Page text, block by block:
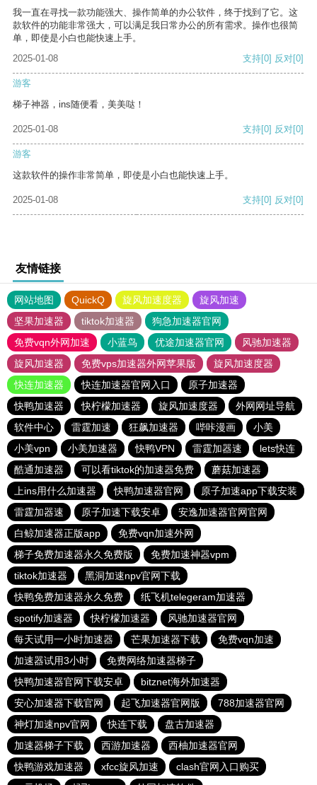
我一直在寻找一款功能强大、操作简单的办公软件，终于找到了它。这
款软件的功能非常强大，可以满足我日常办公的所有需求。操作也很简
单，即使是小白也能快速上手。
2025-01-08
支持[0] 反对[0]
游客
梯子神器，ins随便看，美美哒！
2025-01-08 支持[0] 反对[0]
游客
这款软件的操作非常简单，即使是小白也能快速上手。
2025-01-08 支持[0] 反对[0]
友情链接
网站地图 QuickQ 旋风加速度器
旋风加速
坚果加速器
tiktok加速器
狗急加速器官网
免费vqn外网加速
小蓝鸟 优途加速器官网
风驰加速器
旋风加速器
免费vps加速器外网苹果版
旋风加速度器
快连加速器
快连加速器官网入口
原子加速器
快鸭加速器
快柠檬加速器 旋风加速度器
外网网址导航
软件中心
雷霆加速 狂飙加速器 哔咔漫画
小美
小美vpn
小美加速器 快鸭VPN 雷霆加器速
lets快连
酷通加速器
可以看tiktok的加速器免费
蘑菇加速器
上ins用什么加速器
快鸭加速器官网
原子加速app下载安装
雷霆加器速
原子加速下载安卓
安逸加速器官网官网
白鲸加速器正版app
免费vqn加速外网
梯子免费加速器永久免费版
免费加速神器vpm
tiktok加速器
黑洞加速npv官网下载
快鸭免费加速器永久免费
纸飞机telegeram加速器
spotify加速器
快柠檬加速器
风驰加速器官网
每天试用一小时加速器
芒果加速器下载
免费vqn加速
加速器试用3小时
免费网络加速器梯子
快鸭加速器官网下载安卓
bitznet海外加速器
安心加速器下载官网
起飞加速器官网版
788加速器官网
神灯加速npv官网
快连下载
盘古加速器
加速器梯子下载
西游加速器
西柚加速器官网
快鸭游戏加速器
xfcc旋风加速
clash官网入口购买